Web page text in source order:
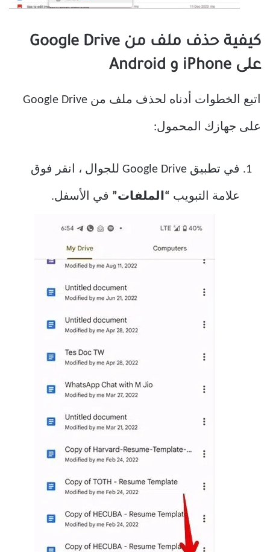
كيفية حذف ملف من Google Drive
على iPhone و Android
اتبع الخطوات أدناه لحذف ملف من Google Drive
على جهازك المحمول:
في تطبيق Google Drive للجوال ، انقر فوق
علامة التبويب “الملفات” في الأسفل.